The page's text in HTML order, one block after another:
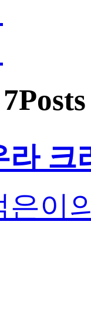
라 크
은이